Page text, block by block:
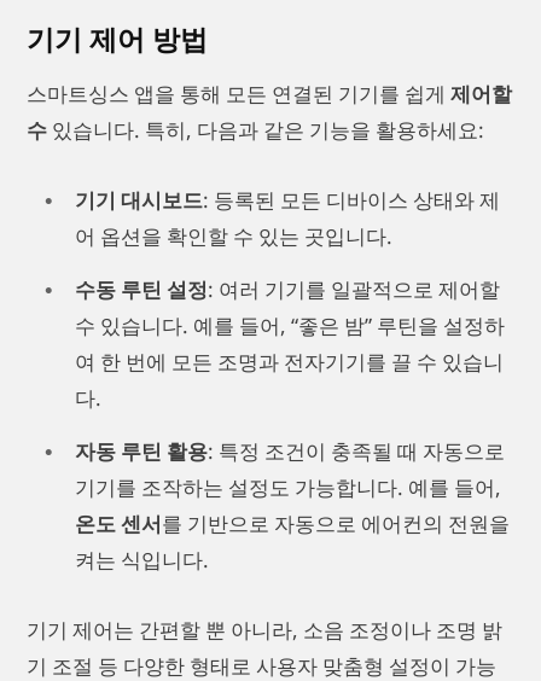
기기 제어 방법
스마트싱스 앱을 통해 모든 연결된 기기를 쉽게 제어할
수 있습니다. 특히, 다음과 같은 기능을 활용하세요:
기기 대시보드: 등록된 모든 디바이스 상태와 제
어 옵션을 확인할 수 있는 곳입니다.
수동 루틴 설정: 여러 기기를 일괄적으로 제어할
수 있습니다. 예를 들어, “좋은 밤” 루틴을 설정하
여 한 번에 모든 조명과 전자기기를 끌 수 있습니
다.
자동 루틴 활용: 특정 조건이 충족될 때 자동으로
기기를 조작하는 설정도 가능합니다. 예를 들어,
온도 센서를 기반으로 자동으로 에어컨의 전원을
켜는 식입니다.
기기 제어는 간편할 뿐 아니라, 소음 조정이나 조명 밝
기 조절 등 다양한 형태로 사용자 맞춤형 설정이 가능